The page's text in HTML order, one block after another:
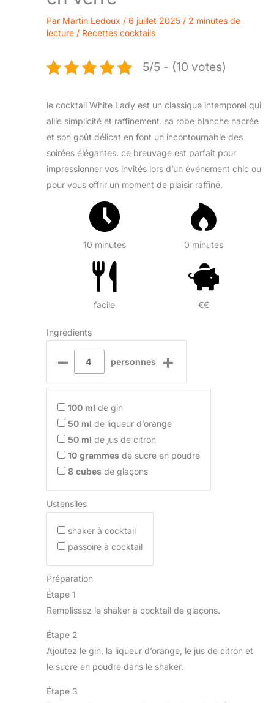
Par Martin Ledoux / 6 juillet 2025 / 2 minutes de
lecture / Recettes cocktails
5/5 - (10 votes)
le cocktail White Lady est un classique intemporel qui
allie simplicité et raffinement. sa robe blanche nacrée
et son goût délicat en font un incontournable des
soirées élégantes. ce breuvage est parfait pour
impressionner vos invités lors d’un événement chic ou
pour vous offrir un moment de plaisir raffiné.
10 minutes 0 minutes
facile €€
Ingrédients
– personnes +
100 ml de gin
50 ml de liqueur d’orange
50 ml de jus de citron
10 grammes de sucre en poudre
8 cubes de glaçons
Ustensiles
shaker à cocktail
passoire à cocktail
Préparation
Étape 1
Remplissez le shaker à cocktail de glaçons.
Étape 2
Ajoutez le gin, la liqueur d’orange, le jus de citron et
le sucre en poudre dans le shaker.
Étape 3